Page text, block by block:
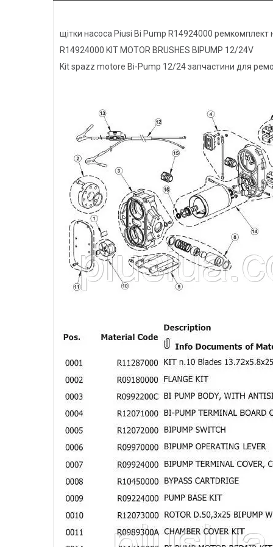
щітки насоса Piusi Bi Pump R14924000 ремкомплект
R14924000 KIT MOTOR BRUSHES BIPUMP 12/24V
Kit spazz motore Bi-Pump 12/24 запчастини для